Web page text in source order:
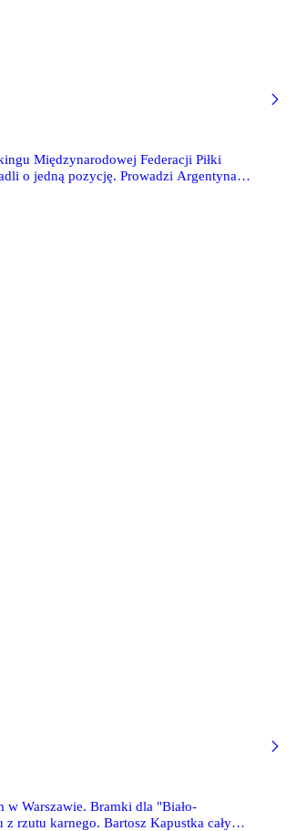
Międzynarodowej Federacji Piłki
o jedną pozycję. Prowadzi Argentyna
w Warszawie. Bramki dla "Biało-
rzutu karnego. Bartosz Kapustka cały